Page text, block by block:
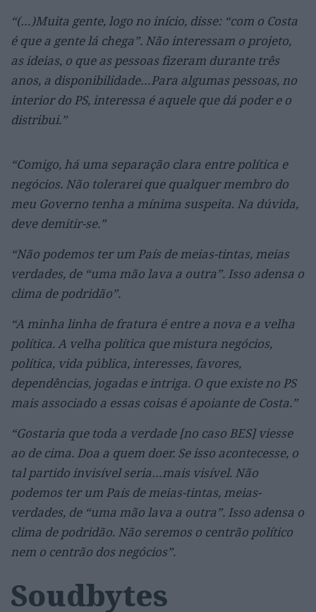
“(…)Muita gente, logo no início, disse: “com o Costa
é que a gente lá chega”. Não interessam o projeto,
as ideias, o que as pessoas fizeram durante três
anos, a disponibilidade…Para algumas pessoas, no
interior do PS, interessa é aquele que dá poder e o
distribui.”
“Comigo, há uma separação clara entre política e
negócios. Não tolerarei que qualquer membro do
meu Governo tenha a mínima suspeita. Na dúvida,
deve demitir-se.”
“Não podemos ter um País de meias-tintas, meias
verdades, de “uma mão lava a outra”. Isso adensa o
clima de podridão”.
“A minha linha de fratura é entre a nova e a velha
política. A velha política que mistura negócios,
política, vida pública, interesses, favores,
dependências, jogadas e intriga. O que existe no PS
mais associado a essas coisas é apoiante de Costa.”
“Gostaria que toda a verdade [no caso BES] viesse
ao de cima. Doa a quem doer. Se isso acontecesse, o
tal partido invisível seria…mais visível. Não
podemos ter um País de meias-tintas, meias-
verdades, de “uma mão lava a outra”. Isso adensa o
clima de podridão. Não seremos o centrão político
nem o centrão dos negócios”.
Soudbytes